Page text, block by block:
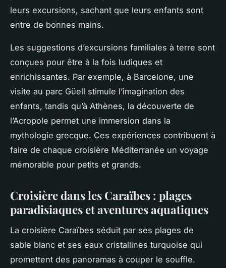
leurs excursions, sachant que leurs enfants sont
entre de bonnes mains.
Les suggestions d’excursions familiales à terre sont
conçues pour être à la fois ludiques et
enrichissantes. Par exemple, à Barcelone, une
visite au parc Güell stimule l’imagination des
enfants, tandis qu’à Athènes, la découverte de
l’Acropole permet une immersion dans la
mythologie grecque. Ces expériences contribuent à
faire de chaque croisière Méditerranée un voyage
mémorable pour petits et grands.
Croisière dans les Caraïbes : plages
paradisiaques et aventures aquatiques
La croisière Caraïbes séduit par ses plages de
sable blanc et ses eaux cristallines turquoise qui
promettent des panoramas à couper le souffle.